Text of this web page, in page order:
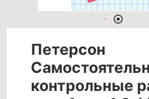
Петерсон
контрольные